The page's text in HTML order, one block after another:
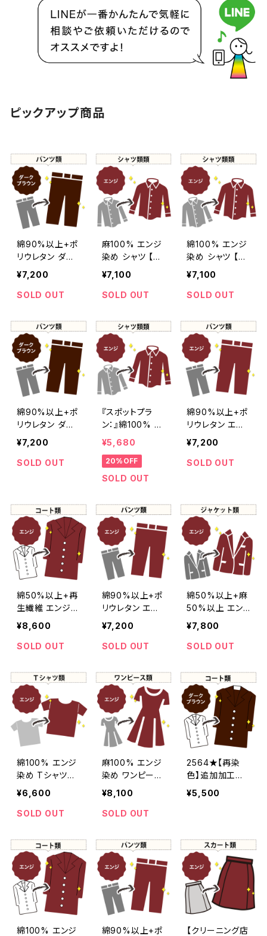
ピックアップ商品
綿90%以上+ポ
リウレタン ダー
クブラウン染め
パンツ 【元色：ブ
ラウン系】 -染め
ark Brown]50
4-0074
¥7,200
SOLD OUT
麻100% エンジ
染め シャツ 【元
色：レッド系 - 色
あせあり】 -染め
直し[臙脂 - ワイ
だ深みのある
赤]504-0073
¥7,100
SOLD OUT
綿100% エンジ
染め シャツ 【元
色：レッド系 - 色
あせあり】 -染め
直し[臙脂 - ワイ
だ深みのある
赤]504-0072
¥7,100
SOLD OUT
綿90%以上+ポ
リウレタン ダー
クブラウン染め
パンツ 【元色：エ
ンジ系 - 色あせ
92
¥7,200
SOLD OUT
『スポットプラ
ン：』綿100% エ
ンジ染め シャツ
【元色：レッド系
- 強い色あせ】 -
染め直し[臙脂 -
る赤]503-008
2
¥5,680
20%OFF
SOLD OUT
綿90%以上+ポ
リウレタン エン
ジ染め パンツ
【元色：レッド系】
-染め直し[臙脂
15
¥7,200
SOLD OUT
綿50%以上+再
生繊維 エンジ染
め コート 【元
色：白】 -染め直
し[臙脂 - ワイン
深みのある赤]4
12-0179
¥8,600
SOLD OUT
綿90%以上+ポ
リウレタン エン
ジ染め パンツ
【元色：ベージュ
- 強い色あせ】 -
ワインレッド - く
すんだ深みのあ
る赤]410-0243
¥7,200
SOLD OUT
綿50%以上+麻
50%以上 エン
ジ染め ジャケッ
ト 【元色：グレ
ー】 -染め直し
ッド - くすんだ
深みのある赤]4
10-0079
¥7,800
SOLD OUT
綿100% エンジ
染め Tシャツ
【元色：レッド系】
-染め直し[臙脂
- ワインレッド -
ある赤]407-01
86
¥6,600
SOLD OUT
麻100% エンジ
染め ワンピース
【元色：ベージ
ュ】 -染め直し
[臙脂 - ワインレ
深みのある赤]4
07-0156
¥8,100
SOLD OUT
2564★【再染
色】追加加工賃・
ダークブラウン
¥5,500
綿100% エンジ
綿90%以上+ポ
【クリーニング店